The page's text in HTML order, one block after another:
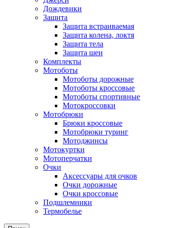
Дождевики
Защита
Защита встраиваемая
Защита колена, локтя
Защита тела
Защита шеи
Комплекты
Мотоботы
Мотоботы дорожные
Мотоботы кроссовые
Мотоботы спортивные
Мотокроссовки
Мотобрюки
Брюки кроссовые
Мотобрюки туринг
Мотоджинсы
Мотокуртки
Мотоперчатки
Очки
Аксессуары для очков
Очки дорожные
Очки кроссовые
Подшлемники
Термобелье